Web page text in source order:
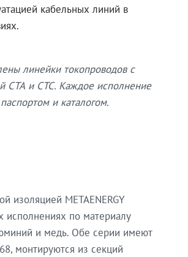
кабельных линий в
линейки токопроводов с
СТА и СТС. Каждое исполнение
и каталогом.
изоляцией METAENERGY
исполнениях по материалу
и медь. Обе серии имеют
монтируются из секций